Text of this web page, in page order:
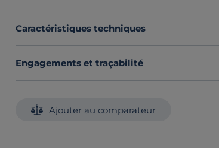
Caractéristiques techniques
Engagements et traçabilité
Ajouter au comparateur